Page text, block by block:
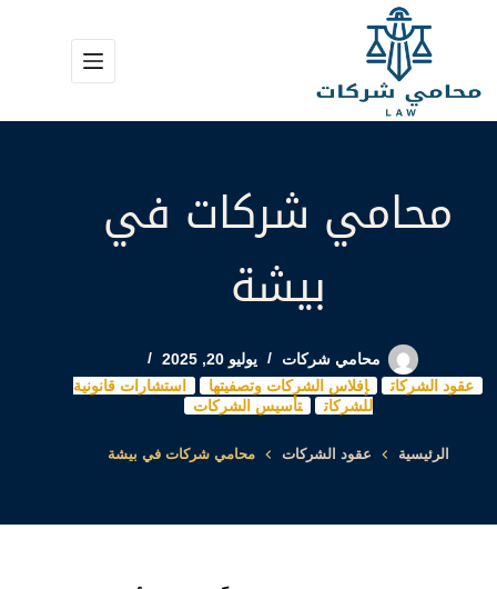
محامي شركات في
بيشة
محامي شركات
يوليو 20, 2025
عقود الشركات
إفلاس الشركات وتصفيتها
استشارات قانونية
للشركات
تأسيس الشركات
الرئيسية عقود الشركات محامي شركات في بيشة